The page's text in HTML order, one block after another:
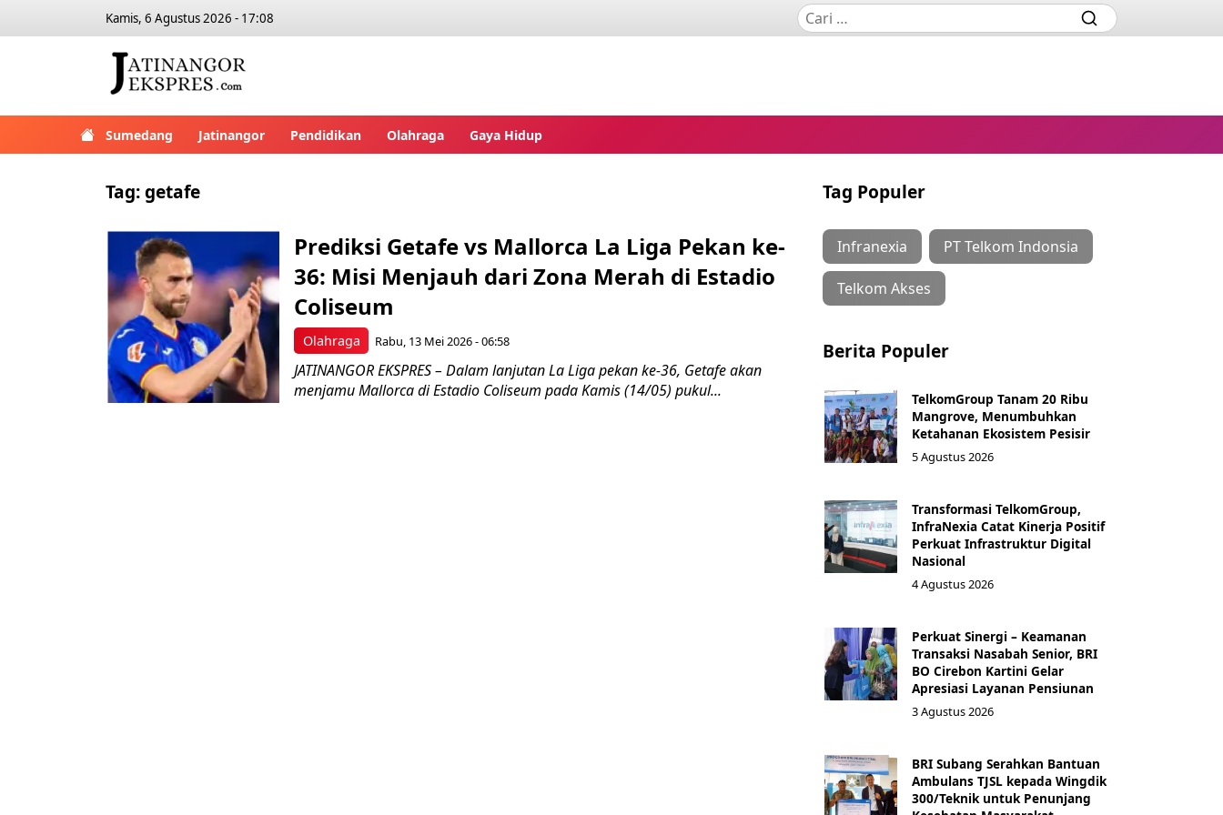
Kamis, 6 Agustus 2026 - 17:08
Sumedang Jatinangor Pendidikan Olahraga Gaya Hidup
Tag:getafe
Olahraga
Prediksi Getafe vs Mallorca La Liga Pekan ke-
36: Misi Menjauh dari Zona Merah di Estadio
Coliseum
Rabu, 13 Mei 2026 - 06:58
JATINANGOR EKSPRES – Dalam lanjutan La Liga pekan ke-36, Getafe akan
menjamu Mallorca di Estadio Coliseum pada Kamis (14/05) pukul...
Tag Populer
Infranexia PT Telkom Indonsia
Telkom Akses
Berita Populer
TelkomGroup Tanam 20 Ribu
Mangrove, Menumbuhkan
Ketahanan Ekosistem Pesisir
5 Agustus 2026
Transformasi TelkomGroup,
InfraNexia Catat Kinerja Positif
Perkuat Infrastruktur Digital
Nasional
4 Agustus 2026
Perkuat Sinergi – Keamanan
Transaksi Nasabah Senior, BRI
BO Cirebon Kartini Gelar
Apresiasi Layanan Pensiunan
3 Agustus 2026
BRI Subang Serahkan Bantuan
Ambulans TJSL kepada Wingdik
300/Teknik untuk Penunjang